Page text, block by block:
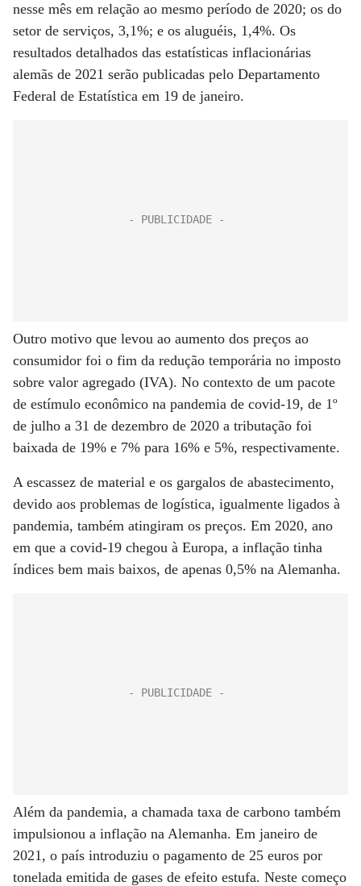
nesse mês em relação ao mesmo período de 2020; os do
setor de serviços, 3,1%; e os aluguéis, 1,4%. Os
resultados detalhados das estatísticas inflacionárias
alemãs de 2021 serão publicadas pelo Departamento
Federal de Estatística em 19 de janeiro.
Outro motivo que levou ao aumento dos preços ao
consumidor foi o fim da redução temporária no imposto
sobre valor agregado (IVA). No contexto de um pacote
de estímulo econômico na pandemia de covid-19, de 1º
de julho a 31 de dezembro de 2020 a tributação foi
baixada de 19% e 7% para 16% e 5%, respectivamente.
A escassez de material e os gargalos de abastecimento,
devido aos problemas de logística, igualmente ligados à
pandemia, também atingiram os preços. Em 2020, ano
em que a covid-19 chegou à Europa, a inflação tinha
índices bem mais baixos, de apenas 0,5% na Alemanha.
Além da pandemia, a chamada taxa de carbono também
impulsionou a inflação na Alemanha. Em janeiro de
2021, o país introduziu o pagamento de 25 euros por
tonelada emitida de gases de efeito estufa. Neste começo